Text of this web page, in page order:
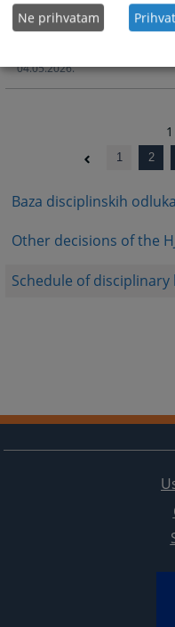
Baza disciplinskih odluka
Other decisions of the
Schedule of disciplinary
04.05.2026.
Ročište za glavnu
1 2
Ne prihvatam